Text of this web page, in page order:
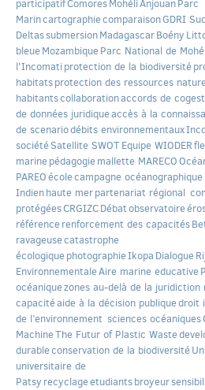
participatifComoresMohéliAnjouanParc
MarincartographiecomparaisonGDRI
DeltassubmersionMadagascarBoény
bleueMozambiqueParc National de
l'Incomatiprotection de la biodiversité
habitatsprotection des ressources
habitantscollaborationaccords de
de données juridiqueaccès à la
de scenariodébits environnementaux
sociétéSatellite SWOTEquipe WIODER
marinepédagogiemallette MARECO
PAREOécolecampagne océanographique
Indienhaute merpartenariat régional
protégéesCRGIZCDébatobservatoire
référencerenforcement des capacités
ravageusecatastrophe
écologiquephotographieIkopa Dialogue
EnvironnementaleAire marine educative
océaniquezones au-delà de la juridiction
capacitéaide à la décision publiquedroit
de l’environnement sciences océaniques
MachineThe Futur of Plastic Waste
durableconservation de la biodiversité
universitaire de
Patsy recyclageetudiantsbroyeur